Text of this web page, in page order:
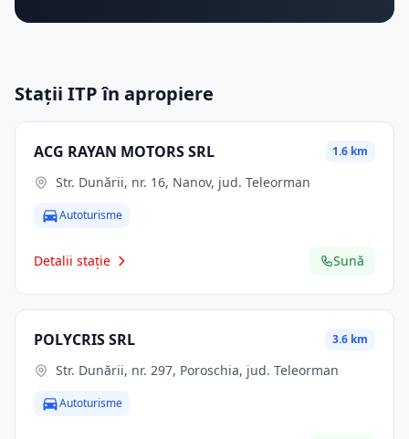
Stații ITP în apropiere
ACG RAYAN MOTORS SRL 1.6 km
Str. Dunării, nr. 16, Nanov, jud. Teleorman
Autoturisme
Detalii stație Sună
POLYCRIS SRL 3.6 km
Str. Dunării, nr. 297, Poroschia, jud. Teleorman
Autoturisme